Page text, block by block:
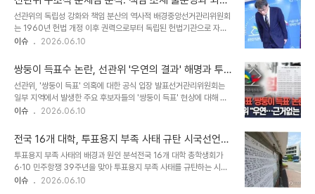
직무대행 체제 전환 및 후속 조치이에 따라 송파구선거관리위원회는
김한광 부위원장 직무대행 체제로 운영됩니다. 김 부위원장은 섬유·원
단 제조업체인 ㈜무썸의 대표이사를 맡고 있습니다. 앞서 잠실 투표
소·개표소 봉쇄 시위 대응을 총괄했던 오상택 송파경찰서장도 면직을
관리의 중요성과 투명성에 대한 대중의 관심..
통제 한계
선관위의 독립성 강화와 책임 분산의 역사적 배경중앙선거관리위원회
는 1960년 헌법 개정 이후 권력으로부터 독립된 헌법기관으로 자리
매김했습니다. 초기에는 정부의 영향력이 컸으나, 권력 분산을 통해 독
과정에서 책임 소재가 불분명해지는 구조적 문제가 발생했습니다. 현
재 선관위의 책임 구조와 견제 장치의 한계현재 선관위원 구성은 대통
령, 야당, 대법원장, 여당 몫으로 나뉘어 어느 한쪽도 책임을 지기 어려
운 구조입니다. 위원장은 비상근직으로 운영되며, 실무 조직은 대규모
화되었으나 상근 위원의 감독 권한과 책임이 명확하게 규정되어 있지
다. 선관위의 책임 부재와 권한 독점..
이슈 2026.06.10
쌍둥이 득표수 논란, 선관위 '우연의 결과' 해명과 투
명한 개표 과정 공개
선관위, '쌍둥이 득표' 의혹에 대한 공식 입장 발표선거관리위원회는
일부 지역에서 발생한 주요 후보자들의 '쌍둥이 득표' 현상에 대해 우
연의 결과라고 공식적으로 밝혔습니다. 전남도선거관리위원회는 민형
에서 일치한 사례를 분석한 결과, 이는 통계적 우연에 의한 것이라고
설명했습니다. 각 사전투표소의 선거인수와 후보자별 득표수, 무효투
표수 등 전체 투표 데이터는 서로 달랐으며, 오직 득표수만 동일하게
나타났습니다. 개표 과정의 투명성과 공정성 강조선관위는 투표지 분
류기의 1차 분류와 재확인 대상 투표지의 수작업 집계 과정에서 결과
이슈 2026.06.10
전국 16개 대학, 투표용지 부족 사태 규탄 시국선언
발표
투표용지 부족 사태의 배경과 원인 분석전국 16개 대학 총학생회가
6·10 민주항쟁 39주년을 맞아 투표용지 부족 사태를 규탄하는 시국
선언을 합동으로 발표합니다. 이들은 이번 사태를 국민의 참정권을 제
이슈 2026.06.10